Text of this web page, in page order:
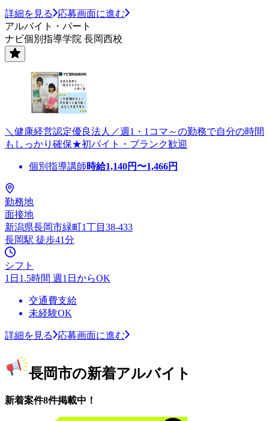
詳細を見る
応募画面に進む
アルバイト・パート
ナビ個別指導学院 長岡西校
＼健康経営認定優良法人／週1・1コマ～の勤務で自分の時間
もしっかり確保★初バイト・ブランク歓迎
個別指導講師時給1,140円〜1,466円
勤務地
面接地
新潟県長岡市緑町1丁目38-433
長岡駅 徒歩41分
シフト
1日1.5時間 週1日からOK
交通費支給
未経験OK
詳細を見る 応募画面に進む
長岡市の新着アルバイト
新着案件8件掲載中！